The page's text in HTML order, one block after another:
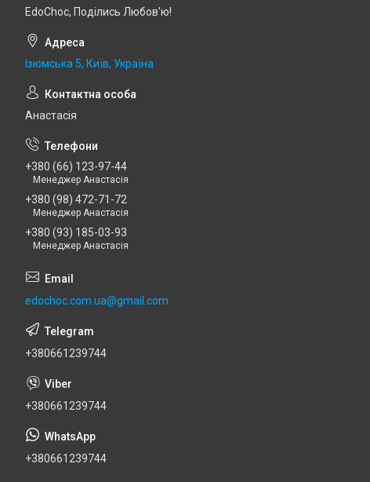
EdoСhoc, Поділись Любов'ю!
Ізюмська 5, Київ, Україна
Анастасія
+380 (66) 123-97-44
Менеджер Анастасія
+380 (98) 472-71-72
Менеджер Анастасія
+380 (93) 185-03-93
Менеджер Анастасія
edochoc.com.ua@gmail.com
+380661239744
+380661239744
+380661239744